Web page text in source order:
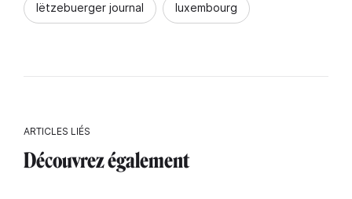
lëtzebuerger journal luxembourg
ARTICLES LIÉS
Découvrez également